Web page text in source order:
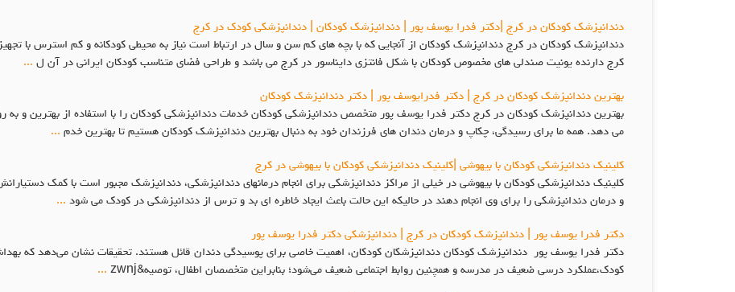
دندانپزشک کودکان در کرج |دکتر فدرا یوسف پور | دندانپزشک کودکان | دندانپزشکی کودک در کرج
دندانپزشک کودکان در کرج دندانپزشک کودکان از آنجایی که با بچه های کم سن و سال در ارتباط است نیاز به محیطی کودکانه و کم استرس با
کرج دارنده یونیت صندلی های مخصوص کودکان با شکل فانتزی دایناسور در کرج می باشد و طراحی فضای متناسب کودکان ایرانی در آن ل ...
بهترین دندانپزشک کودکان در کرج | دکتر فدرایوسف پور | دکتر دندانپزشک کودکان
بهترین دندانپزشک کودکان در کرج دکتر فدرا یوسف پور متخصص دندانپزشکی کودکان خدمات دندانپزشکی کودکان را با استفاده از بهترین و به
می دهد. همه ما برای رسیدگی، چکاپ و درمان دندان های فرزندان خود به دنبال بهترین دندانپزشک کودکان هستیم تا بهترین خدم ...
کلینیک دندانپزشکی کودکان با بیهوشی |کلینیک دندانپزشکی کودکان با بیهوشی در کرج
کلینیک دندانپزشکی کودکان با بیهوشی در خیلی از مراکز دندانپزشکی برای انجام درمانهای دندانپزشکی، دندانپزشک مجبور است با کمک
و درمان دندانپزشکی را برای وی انجام دهند در حالیکه این حالت باعث ایجاد خاطره ای بد و ترس از دندانپزشکی در کودک می شود ...
دکتر فدرا یوسف پور | دندانپزشک کودکان در کرج | دندانپزشکی دکتر فدرا یوسف پور
دکتر فدرا یوسف پور دندانپزشک کودکان دندانپزشکان کودکان، اهمیت خاصی برای پوسیدگی دندان قائل هستند. تحقیقات نشان می‌دهد که
کودک،عملکرد درسی ضعیف در مدرسه و همچنین روابط اجتماعی ضعیف می‌شود؛ بنابراین متخصصان اطفال، توصیه&zwnj
...